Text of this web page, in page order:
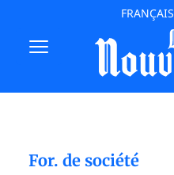
FRANÇAIS
For. de société